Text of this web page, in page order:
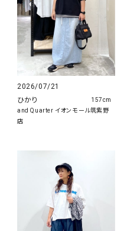
2026/07/21
ひかり
and Quarter イオンモール筑紫野
店
157cm